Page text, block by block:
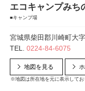
エコキャンプみち
■キャンプ場
宮城県柴田郡川崎町大
TEL. 0224-84-6075
地図を見る
※地図は所在地を元に表示してお